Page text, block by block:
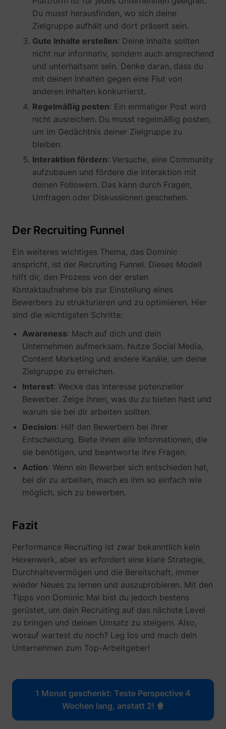
__tld__ perspective.co
_fbp Meta Platforms,
_gcl_au Google
_uetsid Microsoft
Du musst herausfinden, wo sich deine
Zielgruppe aufhält und dort präsent sein.
Gute Inhalte erstellen: Deine Inhalte sollten
nicht nur informativ, sondern auch ansprechend
und unterhaltsam sein. Denke daran, dass du
mit deinen Inhalten gegen eine Flut von
anderen Inhalten konkurrierst.
Regelmäßig posten: Ein einmaliger Post wird
nicht ausreichen. Du musst regelmäßig posten,
um im Gedächtnis deiner Zielgruppe zu
bleiben.
Interaktion fördern: Versuche, eine Community
aufzubauen und fördere die Interaktion mit
deinen Followern. Das kann durch Fragen,
Umfragen oder Diskussionen geschehen.
Der Recruiting Funnel
Ein weiteres wichtiges Thema, das Dominic
anspricht, ist der Recruiting Funnel. Dieses Modell
hilft dir, den Prozess von der ersten
Kontaktaufnahme bis zur Einstellung eines
Bewerbers zu strukturieren und zu optimieren. Hier
sind die wichtigsten Schritte:
Awareness: Mach auf dich und dein
Unternehmen aufmerksam. Nutze Social Media,
Content Marketing und andere Kanäle, um deine
Zielgruppe zu erreichen.
Interest: Wecke das Interesse potenzieller
Bewerber. Zeige ihnen, was du zu bieten hast und
warum sie bei dir arbeiten sollten.
Decision: Hilf den Bewerbern bei ihrer
Entscheidung. Biete ihnen alle Informationen, die
sie benötigen, und beantworte ihre Fragen.
Action: Wenn ein Bewerber sich entschieden hat,
bei dir zu arbeiten, mach es ihm so einfach wie
möglich, sich zu bewerben.
Fazit
Performance Recruiting ist zwar bekanntlich kein
Hexenwerk, aber es erfordert eine klare Strategie,
Durchhaltevermögen und die Bereitschaft, immer
wieder Neues zu lernen und auszuprobieren. Mit den
Tipps von Dominic Mai bist du jedoch bestens
gerüstet, um dein Recruiting auf das nächste Level
zu bringen und deinen Umsatz zu steigern. Also,
worauf wartest du noch? Leg los und mach dein
Unternehmen zum Top-Arbeitgeber!
1 Monat geschenkt: Teste Perspective 4
Wochen lang, anstatt 2! 🍿